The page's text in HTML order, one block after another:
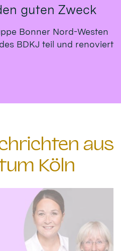
guten Zweck
Bonner Nord-Westen
BDKJ teil und renoviert
aus
Köln